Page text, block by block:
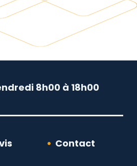
8h00 à 18h00
Contact